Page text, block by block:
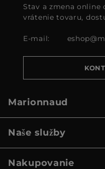
Stav a zmena online
vrátenie tovaru,
E-mail:
Marionnaud
Naše služby
Nakupovanie